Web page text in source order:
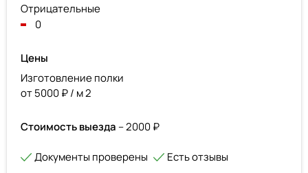
Отрицательные
0
Цены
Изготовление полки
от 5000 ₽ / м 2
Стоимость выезда – 2000 ₽
Документы проверены
Есть отзывы